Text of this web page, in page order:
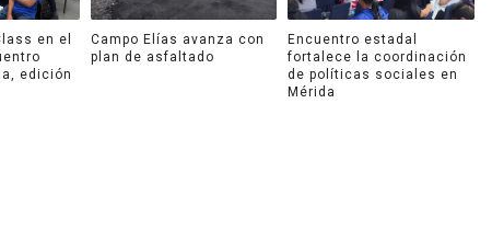
en el
edición
Campo Elías avanza con
plan de asfaltado
Encuentro estadal
fortalece la coordinación
de políticas sociales en
Mérida